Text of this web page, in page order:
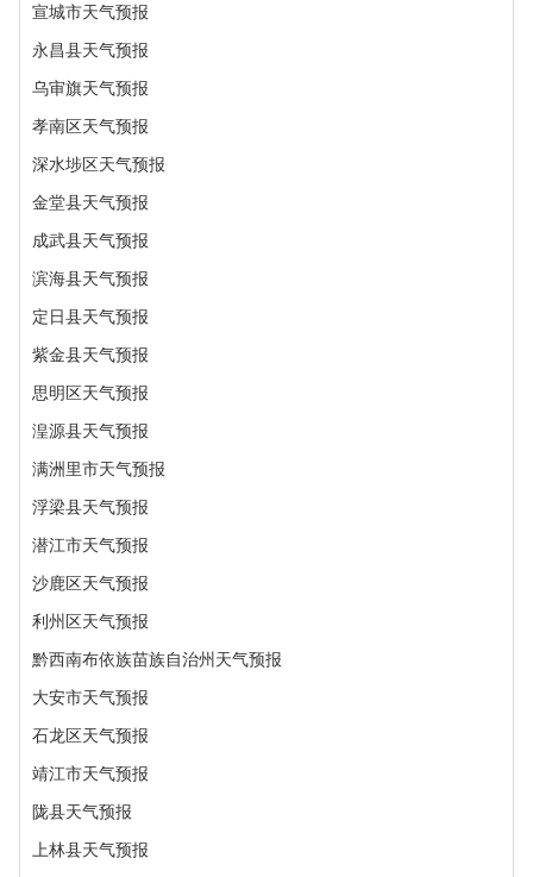
宣城市天气预报
永昌县天气预报
乌审旗天气预报
孝南区天气预报
深水埗区天气预报
金堂县天气预报
成武县天气预报
滨海县天气预报
定日县天气预报
紫金县天气预报
思明区天气预报
湟源县天气预报
满洲里市天气预报
浮梁县天气预报
潜江市天气预报
沙鹿区天气预报
利州区天气预报
黔西南布依族苗族自治州天气预报
大安市天气预报
石龙区天气预报
靖江市天气预报
陇县天气预报
上林县天气预报